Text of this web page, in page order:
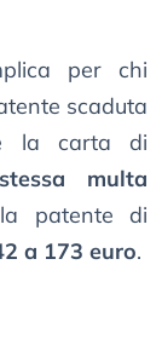
per chi
scaduta
la carta di
stessa multa
patente di
a 173 euro.